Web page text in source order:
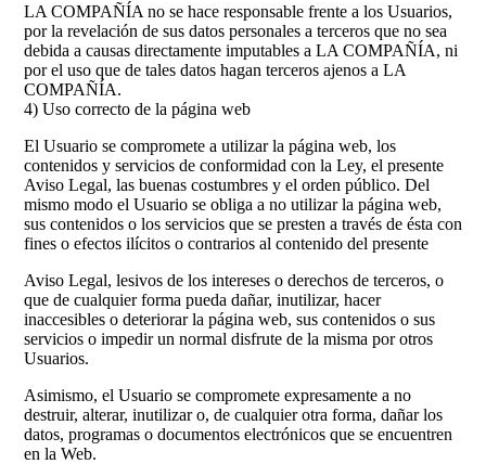
LA COMPAÑÍA no se hace responsable frente a los Usuarios,
por la revelación de sus datos personales a terceros que no sea
debida a causas directamente imputables a LA COMPAÑÍA, ni
por el uso que de tales datos hagan terceros ajenos a LA
COMPAÑÍA.
4) Uso correcto de la página web
El Usuario se compromete a utilizar la página web, los
contenidos y servicios de conformidad con la Ley, el presente
Aviso Legal, las buenas costumbres y el orden público. Del
mismo modo el Usuario se obliga a no utilizar la página web,
sus contenidos o los servicios que se presten a través de ésta con
fines o efectos ilícitos o contrarios al contenido del presente
Aviso Legal, lesivos de los intereses o derechos de terceros, o
que de cualquier forma pueda dañar, inutilizar, hacer
inaccesibles o deteriorar la página web, sus contenidos o sus
servicios o impedir un normal disfrute de la misma por otros
Usuarios.
Asimismo, el Usuario se compromete expresamente a no
destruir, alterar, inutilizar o, de cualquier otra forma, dañar los
datos, programas o documentos electrónicos que se encuentren
en la Web.